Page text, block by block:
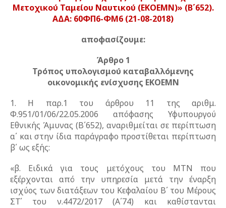
Μετοχικού Ταμείου Ναυτικού (EKOEMN)» (Β΄652).
ΑΔΑ: 60ΦΠ6-ΦΜ6 (21-08-2018)
αποφασίζουμε:
Άρθρο 1
Τρόπος υπολογισμού καταβαλλόμενης
οικονομικής ενίσχυσης ΕΚΟΕΜΝ
1. Η παρ.1 του άρθρου 11 της αριθμ.
Φ.951/01/06/22.05.2006 απόφασης Υφυπουργού
Εθνικής Άμυνας (Β΄652), αναριθμείται σε περίπτωση
α΄ και στην ίδια παράγραφο προστίθεται περίπτωση
β΄ ως εξής:
«β. Ειδικά για τους μετόχους του ΜΤΝ που
εξέρχονται από την υπηρεσία μετά την έναρξη
ισχύος των διατάξεων του Κεφαλαίου Β΄ του Μέρους
ΣΤ΄ του ν.4472/2017 (Α΄74) και καθίστανται